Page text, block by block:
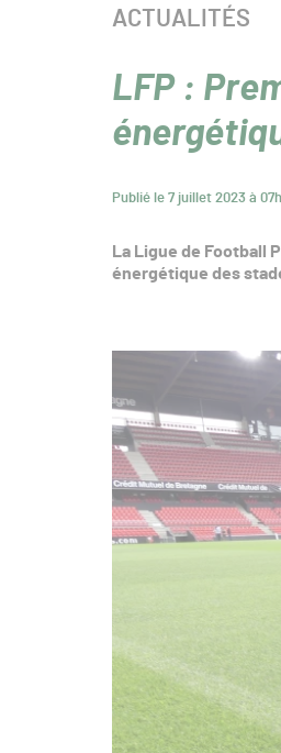
LFP :
Publié le 7 juillet 2023 à
CATÉGORIE :
ACTUALITÉS
La Ligue de Football
énergétique des